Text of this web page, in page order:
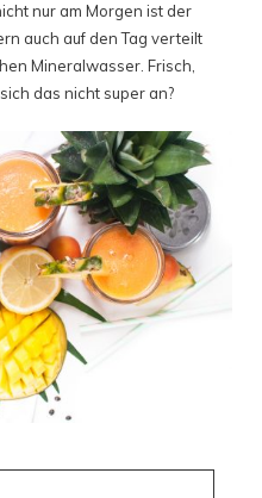
nur am Morgen ist der
auch auf den Tag verteilt
Mineralwasser. Frisch,
das nicht super an?